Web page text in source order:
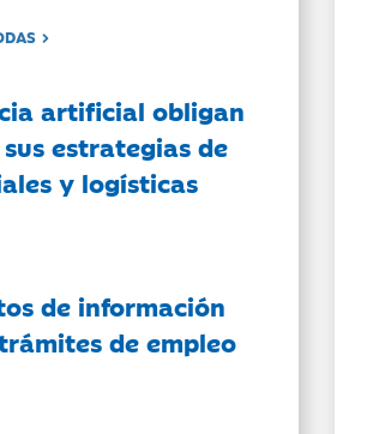
artificial obligan
estrategias de
y logísticas
de información
de empleo